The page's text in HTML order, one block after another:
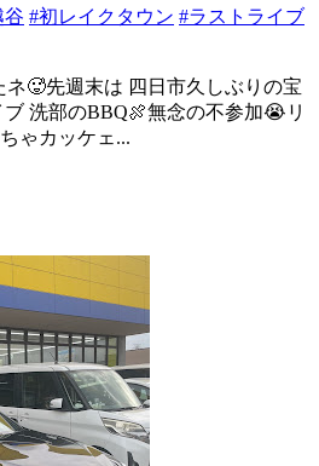
谷 #初レイクタウン #ラストライブ
ネ🥵先週末は 四日市久しぶりの宝
洗部のBBQ🍖無念の不参加😭リ
ゃカッケェ...